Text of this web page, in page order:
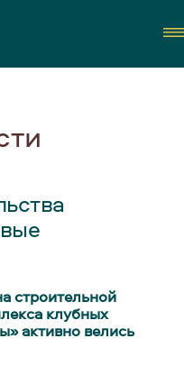
строительной
клубных
активно велись